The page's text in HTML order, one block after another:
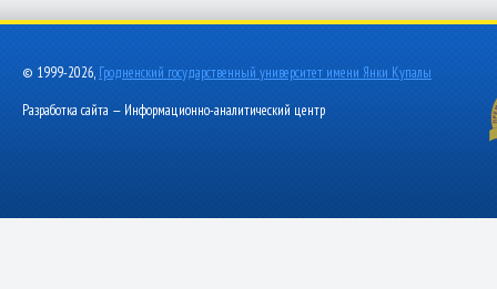
© 1999-2026, Гродненский государственный университет имени Янки Купалы
Разработка сайта — Информационно-аналитический центр